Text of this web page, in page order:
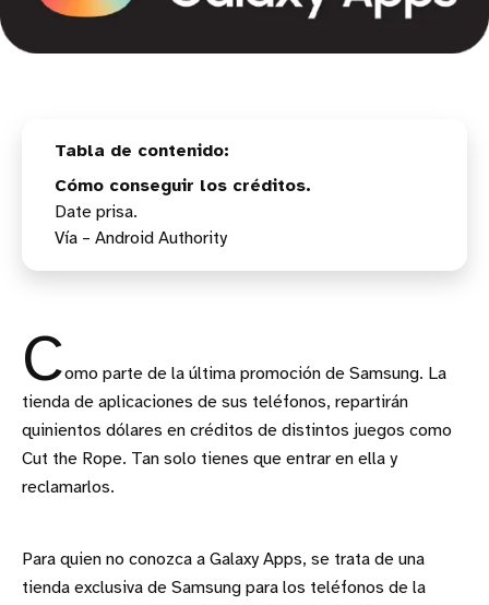
Cómo conseguir los créditos.
Date prisa.
Vía – Android Authority
Como parte de la última promoción de Samsung. La
tienda de aplicaciones de sus teléfonos, repartirán
quinientos dólares en créditos de distintos juegos como
Cut the Rope. Tan solo tienes que entrar en ella y
reclamarlos.
Para quien no conozca a Galaxy Apps, se trata de una
tienda exclusiva de Samsung para los teléfonos de la